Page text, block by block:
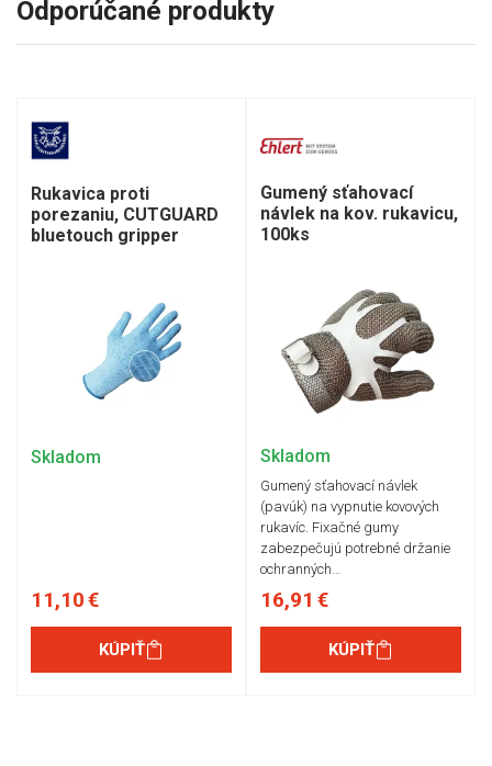
Odporúčané produkty
Rukavica proti
porezaniu, CUTGUARD
bluetouch gripper
Skladom
11,10 €
KÚPIŤ
Gumený sťahovací
návlek na kov. rukavicu,
100ks
Skladom
Gumený sťahovací návlek
(pavúk) na vypnutie kovových
rukavíc. Fixačné gumy
zabezpečujú potrebné držanie
ochranných…
16,91 €
KÚPIŤ